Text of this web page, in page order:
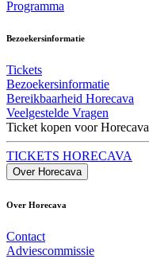
Programma
Bezoekersinformatie
Tickets
Bezoekersinformatie
Bereikbaarheid Horecava
Veelgestelde Vragen
Ticket kopen voor Horecava
TICKETS HORECAVA
Over Horecava
Over Horecava
Contact
Adviescommissie